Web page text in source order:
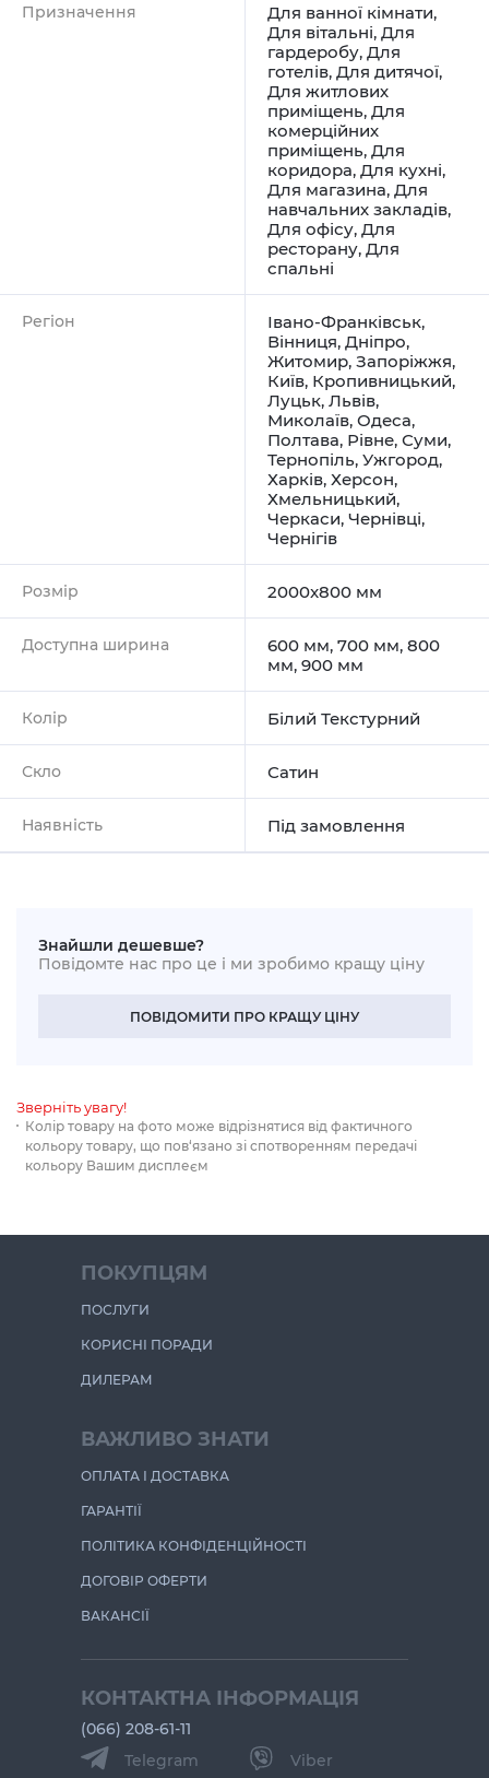
Призначення Для ванної кімнати,
Для вітальні, Для
гардеробу, Для
готелів, Для дитячої,
Для житлових
приміщень, Для
комерційних
приміщень, Для
коридора, Для кухні,
Для магазина, Для
навчальних закладів,
Для офісу, Для
ресторану, Для
спальні
Регіон Івано-Франківськ,
Вінниця, Дніпро,
Житомир, Запоріжжя,
Київ, Кропивницький,
Луцьк, Львів,
Миколаїв, Одеса,
Полтава, Рівне, Суми,
Тернопіль, Ужгород,
Харків, Херсон,
Хмельницький,
Черкаси, Чернівці,
Чернігів
Розмір 2000x800 мм
Доступна ширина
600 мм, 700 мм, 800
мм, 900 мм
Колір Білий Текстурний
Скло Сатин
Наявність Під замовлення
Знайшли дешевше?
Повідомте нас про це і ми зробимо кращу ціну
ПОВІДОМИТИ ПРО КРАЩУ ЦІНУ
Зверніть увагу!
Колір товару на фото може відрізнятися від фактичного
кольору товару, що пов‘язано зі спотворенням передачі
кольору Вашим дисплеєм
ПОКУПЦЯМ
ПОСЛУГИ
КОРИСНІ ПОРАДИ
ДИЛЕРАМ
ВАЖЛИВО ЗНАТИ
ОПЛАТА І ДОСТАВКА
ГАРАНТІЇ
ПОЛІТИКА КОНФІДЕНЦІЙНОСТІ
ДОГОВІР ОФЕРТИ
ВАКАНСІЇ
КОНТАКТНА ІНФОРМАЦІЯ
(066) 208-61-11
Telegram
Viber